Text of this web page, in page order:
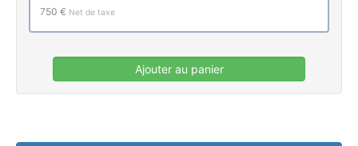
750 € Net de taxe
Ajouter au panier